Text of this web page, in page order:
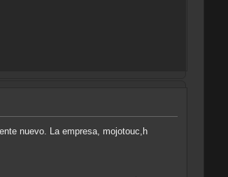
nuevo. La empresa, mojotouc,h